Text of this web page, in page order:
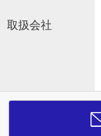
取扱会社